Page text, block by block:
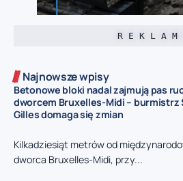
R E K L A M
Najnowsze wpisy
Betonowe bloki nadal zajmują pas
dworcem Bruxelles-Midi – burmistrz
Gilles domaga się zmian
Kilkadziesiąt metrów od
dworca Bruxelles-Midi, przy...